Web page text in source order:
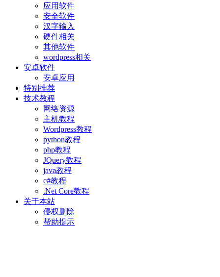
应用软件
安全软件
汉字输入
硬件相关
其他软件
wordpress相关
安卓软件
安卓应用
特别推荐
技术教程
网络资源
主机教程
Wordpress教程
python教程
php教程
JQuery教程
java教程
c#教程
.Net Core教程
关于本站
侵权删除
帮助提示